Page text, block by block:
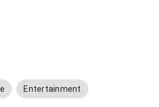
Entertainment